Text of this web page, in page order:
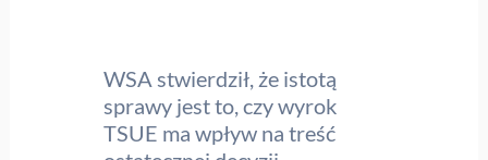
WSA stwierdził, że istotą
sprawy jest to, czy wyrok
TSUE ma wpływ na treść